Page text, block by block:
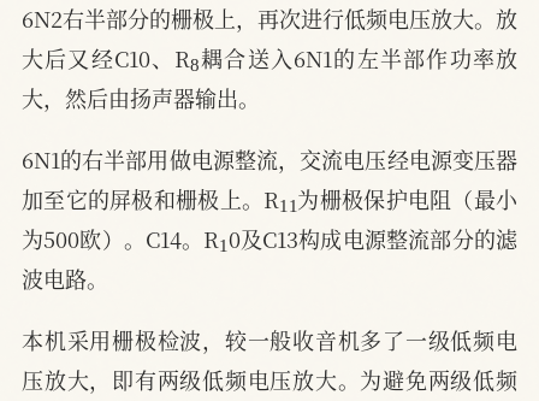
6N2右半部分的栅极上，再次进行低频电压放大。放
大后又经C10、R 8耦合送入6N1的左半部作功率放
大，然后由扬声器输出。
6N1的右半部用做电源整流，交流电压经电源变压器
加至它的屏极和栅极上。R11为栅极保护电阻（最小
为500欧）。C14。R10及C13构成电源整流部分的滤
波电路。
本机采用栅极检波，较一般收音机多了一级低频电
压放大，即有两级低频电压放大。为避免两级低频